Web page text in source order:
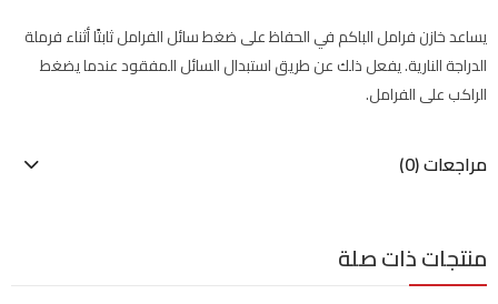
يساعد خازن فرامل الباكم في الحفاظ على ضغط سائل الفرامل ثابتًا أثناء فرملة
الدراجة النارية. يفعل ذلك عن طريق استبدال السائل المفقود عندما يضغط
الراكب على الفرامل.
مراجعات (0)
منتجات ذات صلة